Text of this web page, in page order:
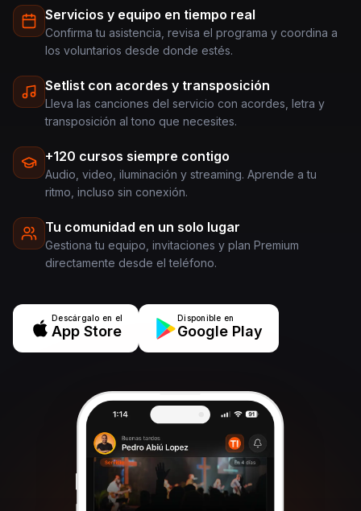
Servicios y equipo en tiempo real
Confirma tu asistencia, revisa el programa y coordina a
los voluntarios desde donde estés.
Setlist con acordes y transposición
Lleva las canciones del servicio con acordes, letra y
transposición al tono que necesites.
+120 cursos siempre contigo
Audio, video, iluminación y streaming. Aprende a tu
ritmo, incluso sin conexión.
Tu comunidad en un solo lugar
Gestiona tu equipo, invitaciones y plan Premium
directamente desde el teléfono.
Descárgalo en el
App Store
Disponible en
Google Play